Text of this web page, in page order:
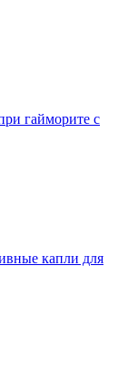
гайморите с
капли для